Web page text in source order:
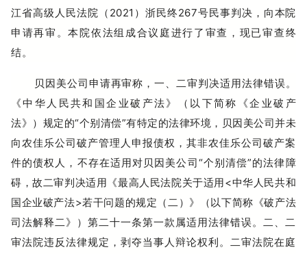
江省高级人民法院（2021）浙民终267号民事判决，向本院
申请再审。本院依法组成合议庭进行了审查，现已审查终
结。
贝因美公司申请再审称，一、二审判决适用法律错误。
《中华人民共和国企业破产法》（以下简称《企业破产
法》）规定的“个别清偿”有特定的法律环境，贝因美公司并未
向农佳乐公司破产管理人申报债权，其非农佳乐公司破产案
件的债权人，不存在适用对贝因美公司“个别清偿”的法律障
碍，故二审判决适用《最高人民法院关于适用<中华人民共和
国企业破产法>若干问题的规定（二）》（以下简称《破产法
司法解释二》）第二十一条第一款属适用法律错误。二、二
审法院违反法律规定，剥夺当事人辩论权利。二审法院在庭